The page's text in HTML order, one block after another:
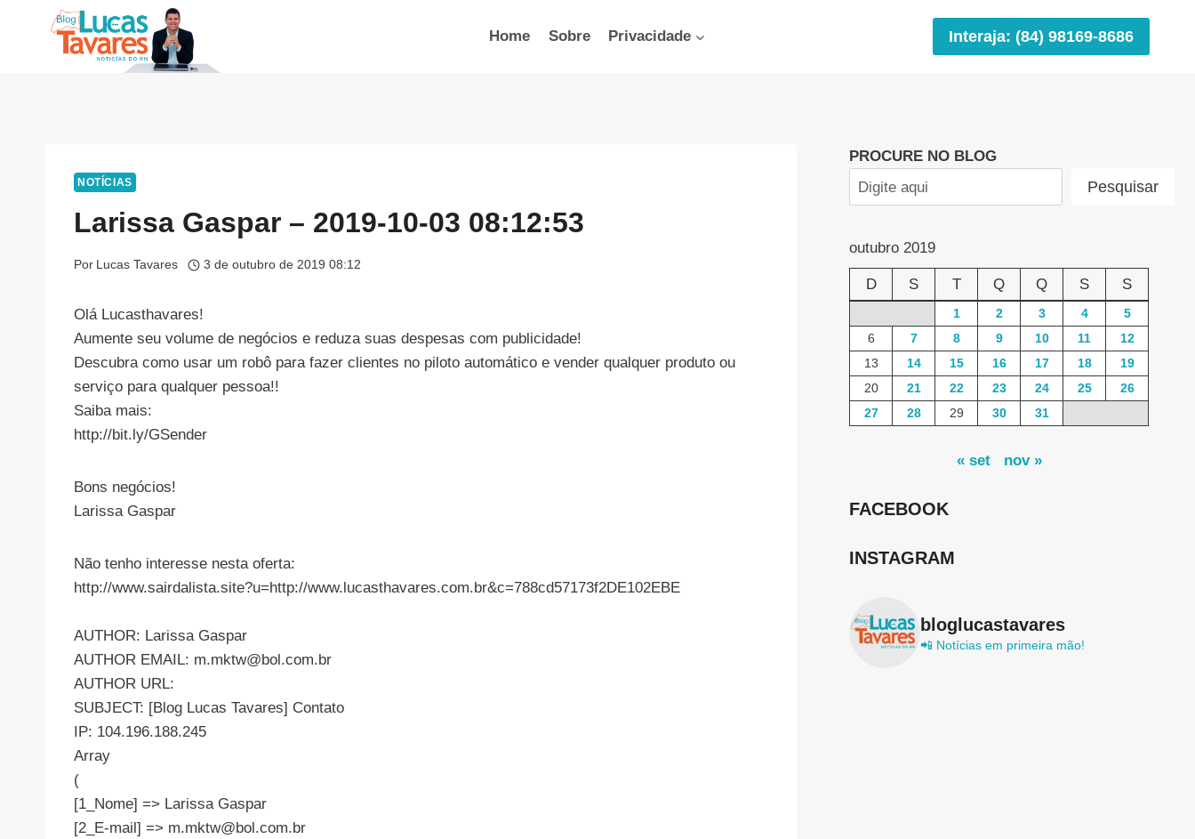
Home Sobre Privacidade Interaja: (84) 98169-8686
NOTÍCIAS
Larissa Gaspar – 2019-10-03 08:12:53
Por Lucas Tavares 3 de outubro de 2019 08:12
Olá Lucasthavares!
Aumente seu volume de negócios e reduza suas despesas com publicidade!
Descubra como usar um robô para fazer clientes no piloto automático e vender qualquer produto ou
serviço para qualquer pessoa!!
Saiba mais:
http://bit.ly/GSender
Bons negócios!
Larissa Gaspar
Não tenho interesse nesta oferta:
http://www.sairdalista.site?u=http://www.lucasthavares.com.br&c=788cd57173f2DE102EBE
AUTHOR: Larissa Gaspar
AUTHOR EMAIL: m.mktw@bol.com.br
AUTHOR URL:
SUBJECT: [Blog Lucas Tavares] Contato
IP: 104.196.188.245
Array
(
[1_Nome] => Larissa Gaspar
[2_E-mail] => m.mktw@bol.com.br
PROCURE NO BLOG
Pesquisar
outubro 2019
D S T Q Q S S
1 2 3 4
5
6
7 8 9 10 11
12
13
14 15 16 17 18
19
20
21 22 23 24 25
26
27
28 29 30 31
« set nov »
FACEBOOK
INSTAGRAM
bloglucastavares
📲 Notícias em primeira mão!